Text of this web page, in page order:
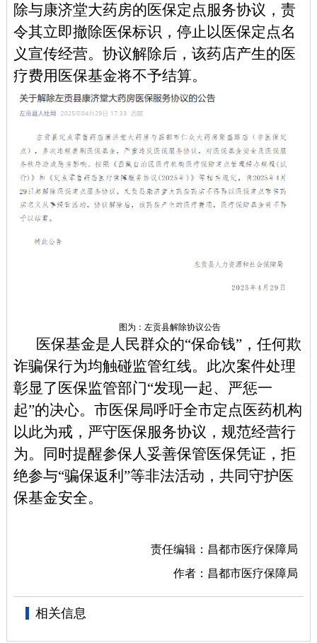
除与康济堂大药房的医保定点服务协议，责
令其立即撤除医保标识，停止以医保定点名
义宣传经营。协议解除后，该药店产生的医
疗费用医保基金将不予结算。
图为：左贡县解除协议公告
医保基金是人民群众的“保命钱”，任何欺
诈骗保行为均触碰监管红线。此次案件处理
彰显了 医保监管部门“发现一起、严惩一
起”的决心。市医保局呼吁全市定点医药机构
以此为戒，严守医保服务协议，规范经营行
为。同时提醒参保人妥善保管医保凭证，拒
绝参与“骗保返利”等非法活动，共同守护医
保基金安全。
责任编辑：昌都市医疗保障局
作者：昌都市医疗保障局
相关信息